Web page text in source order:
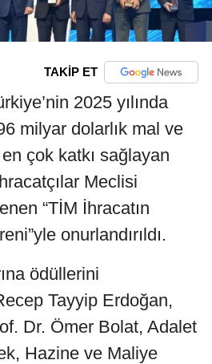
TAKİP ET
2025 yılında
milyar dolarlık mal ve
çok katkı sağlayan
Meclisi
“TİM İhracatın
onurlandırıldı.
ödüllerini
Tayyip Erdoğan,
Dr. Ömer Bolat, Adalet
Hazine ve Maliye